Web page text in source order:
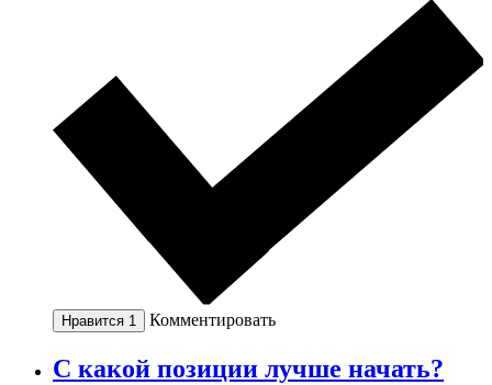
Нравится 1 Комментировать
С какой позиции лучше начать?